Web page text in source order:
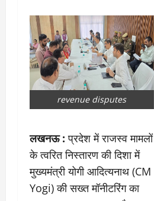
revenue disputes
लखनऊ : प्रदेश में राजस्व मामलों
के त्वरित निस्तारण की दिशा में
मुख्यमंत्री योगी आदित्यनाथ (CM
Yogi) की सख्त मॉनीटरिंग का